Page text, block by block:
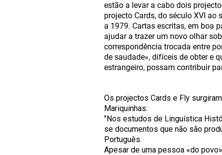
estão a levar a cabo dois
projecto Cards, do século XVI ao
a 1979. Cartas escritas, em boa
ajudar a trazer um novo olhar
correspondência trocada entre
de saudade», difíceis de obter e
estrangeiro, possam contribuir
Os projectos Cards e Fly
Mariquinhas.
"Nos estudos de Linguística
se documentos que não são
Português.
Apesar de uma pessoa «do